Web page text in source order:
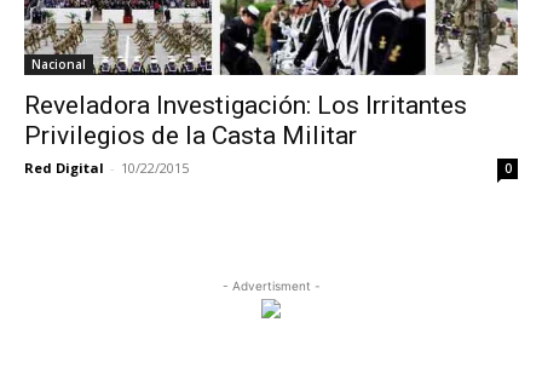
Nacional
Reveladora Investigación: Los Irritantes
Privilegios de la Casta Militar
Red Digital - 10/22/2015 0
- Advertisment -